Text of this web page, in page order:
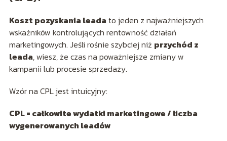
Koszt pozyskania leada to jeden z najważniejszych
wskaźników kontrolujących rentowność działań
marketingowych. Jeśli rośnie szybciej niż przychód z
leada, wiesz, że czas na poważniejsze zmiany w
kampanii lub procesie sprzedaży.
Wzór na CPL jest intuicyjny:
CPL = całkowite wydatki marketingowe / liczba
wygenerowanych leadów